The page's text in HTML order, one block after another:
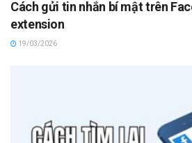
Cách gửi tin nhắn bí mật trên
extension
19/03/2026